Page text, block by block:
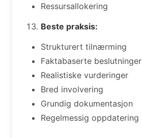
Ressursallokering
Beste praksis:
Strukturert tilnærming
Faktabaserte beslutninger
Realistiske vurderinger
Bred involvering
Grundig dokumentasjon
Regelmessig oppdatering